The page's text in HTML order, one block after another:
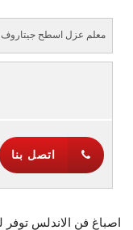
معلم عزل اسطح جيتاروف
اتصل بنا
اصباغ فن الاندلس